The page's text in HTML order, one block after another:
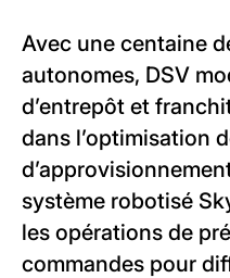
Avec une centaine
autonomes, DSV
d’entrepôt et
dans l’optimisation
système robotisé
les opérations de
commandes pour